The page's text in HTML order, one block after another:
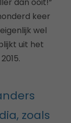
keer
wel
uit het
zoals